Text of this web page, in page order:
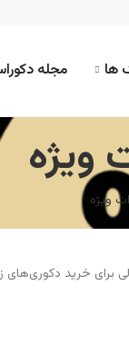
ها مجله
ویژه
ویژه
خرید دکوری‌های